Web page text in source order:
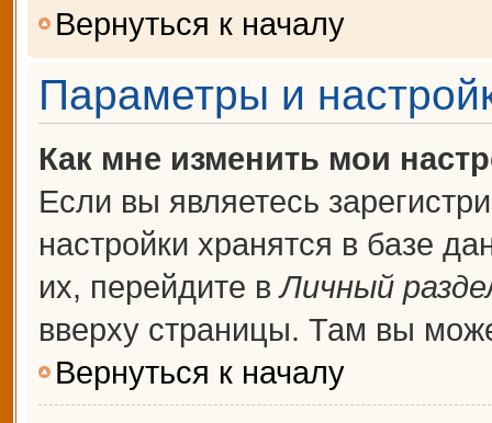
Вернуться к началу
Параметры и
Как мне изменить мои
Если вы являетесь
настройки хранятся в базе
их, перейдите вЛичный
вверху страницы. Там вы
Вернуться к началу